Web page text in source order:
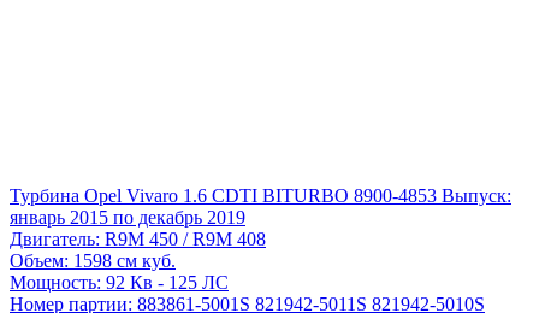
Турбина Opel Vivaro 1.6 CDTI BITURBO 8900-4853 Выпуск:
январь 2015 по декабрь 2019
Двигатель: R9M 450 / R9M 408
Объем: 1598 см куб.
Мощность: 92 Кв - 125 ЛС
Номер партии: 883861-5001S 821942-5011S 821942-5010S